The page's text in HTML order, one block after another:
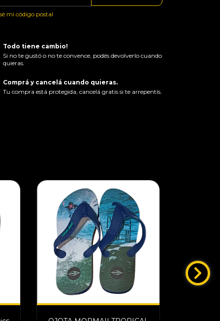
mi código postal
Todo tiene cambio!
Si no te gustó o no te convence, podés devolverlo cuando
quieras.
Comprá y cancelá cuando quieras.
Tu compra está protegida, cancelá gratis si te arrepentís.